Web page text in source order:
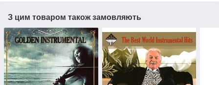
З цим товаром також замовляють